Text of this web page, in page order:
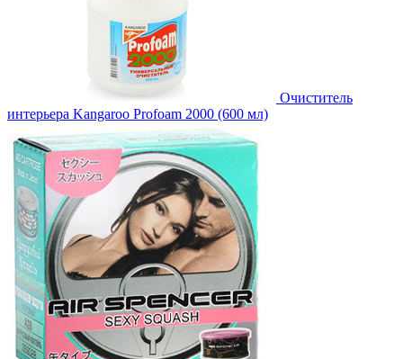
Очиститель
интерьера Kangaroo Profoam 2000 (600 мл)